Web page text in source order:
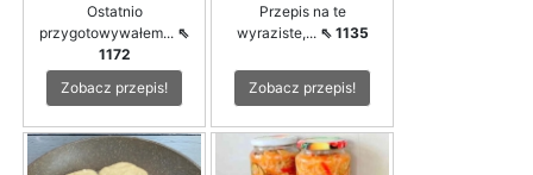
Ostatnio
przygotowywałem... ⇖
1172
Zobacz przepis!
Przepis na te
wyraziste,... ⇖ 1135
Zobacz przepis!